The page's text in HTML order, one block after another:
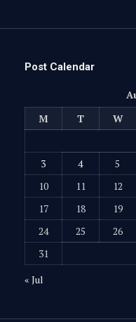
Post Calendar
M
T W
3
4 5
10
11 12
17
18 19
24
25 26
31
« Jul